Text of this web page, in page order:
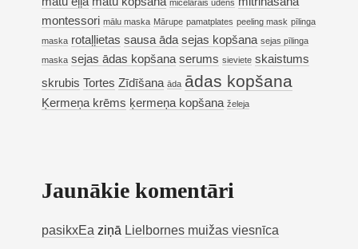
micelārais ūdens
montessori mālu maska Mārupe pamatplates peeling mask pīlinga
maska rotaļļietas sausa āda sejas kopšana sejas pīlinga
maska sejas ādas kopšana serums sieviete skaistums
skrubis Tortes Zīdīšana āda ādas kopšana
Ķermeņa krēms ķermeņa kopšana želeja
Jaunākie komentāri
pasikxEa ziņā Lielbornes muižas viesnīca